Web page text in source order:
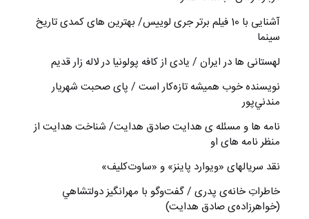
آشنایی با 10 فیلم برتر جری لوییس/ بهترین های کمدی تاریخ
سینما
لهستانی ها در ایران / یادی از کافه پولونیا در لاله زار قدیم
نويسنده خوب هميشه تازه‌كار است / پای صحبت شهريار
مندني‌پور
نامه ها و مسئله ی هدایت صادق هدایت/ شناخت هدایت از
منظر نامه های او
نقد سریالهای «ویوارد پاینز» و «ساوت‌کلیف»
خاطراتِ خانه‌ی پدری / گفت‌وگو با مهرانگيز دولتشاهي
(خواهرزاده‌ی صادق هدايت)